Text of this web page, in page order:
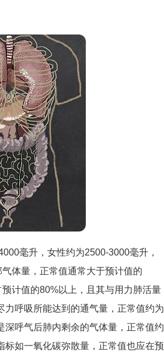
毫升，女性约为2500-3000毫升，
体量，正常值通常大于预计值的
计值的80%以上，且其与用力肺活量
呼吸所能达到的通气量，正常值约为
呼气后肺内剩余的气体量，正常值约
如一氧化碳弥散量，正常值也应在预